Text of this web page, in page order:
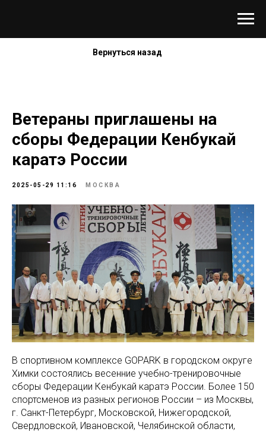
Вернуться назад
Ветераны приглашены на
сборы Федерации Кенбукай
каратэ России
2025-05-29 11:16 МОСКВА
В спортивном комплексе GOPARK в городском округе
Химки состоялись весенние учебно-тренировочные
сборы Федерации Кенбукай каратэ России. Более 150
спортсменов из разных регионов России – из Москвы,
г. Санкт-Петербург, Московской, Нижегородской,
Свердловской, Ивановской, Челябинской области,